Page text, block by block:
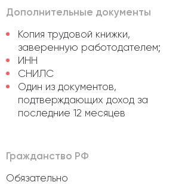
Дополнительные документы
Копия трудовой книжки,
заверенную работодателем;
ИНН
СНИЛС
Один из документов,
подтверждающих доход за
последние 12 месяцев
Гражданство РФ
Обязательно